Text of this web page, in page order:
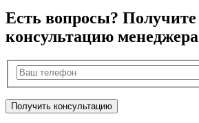
Есть вопросы? Получите
консультацию менеджера